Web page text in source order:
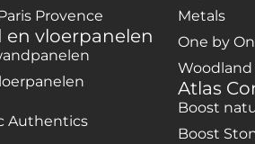
Provence
en vloerpanelen
Authentics
Metals
One by
Woodland
Atlas
Boost
Boost